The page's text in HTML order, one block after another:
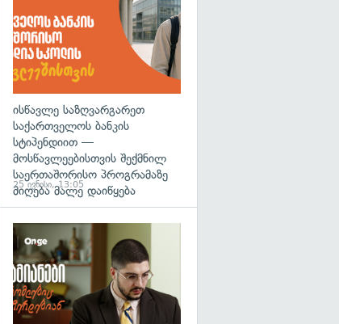
ისწავლე საზღვარგარეთ
საქართველოს ბანკის
სტიპენდიით —
მოსწავლეებისთვის შექმნილ
საერთაშორისო პროგრამაზე
მიღება მალე დაიწყება
25 ივნისი, 13:05